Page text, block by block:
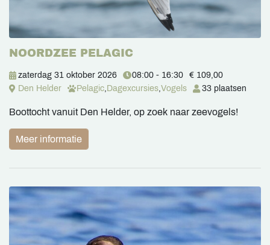
NOORDZEE PELAGIC
zaterdag 31 oktober 2026 08:00 - 16:30
€ 109,00
Den Helder
Pelagic, Dagexcursies,Vogels 33 plaatsen
Boottocht vanuit Den Helder, op zoek naar zeevogels!
Meer informatie